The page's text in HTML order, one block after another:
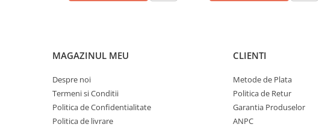
MAGAZINUL MEU
Despre noi
Termeni si Conditii
Politica de Confidentialitate
Politica de livrare
CLIENTI
Metode de Plata
Politica de Retur
Garantia Produselor
ANPC